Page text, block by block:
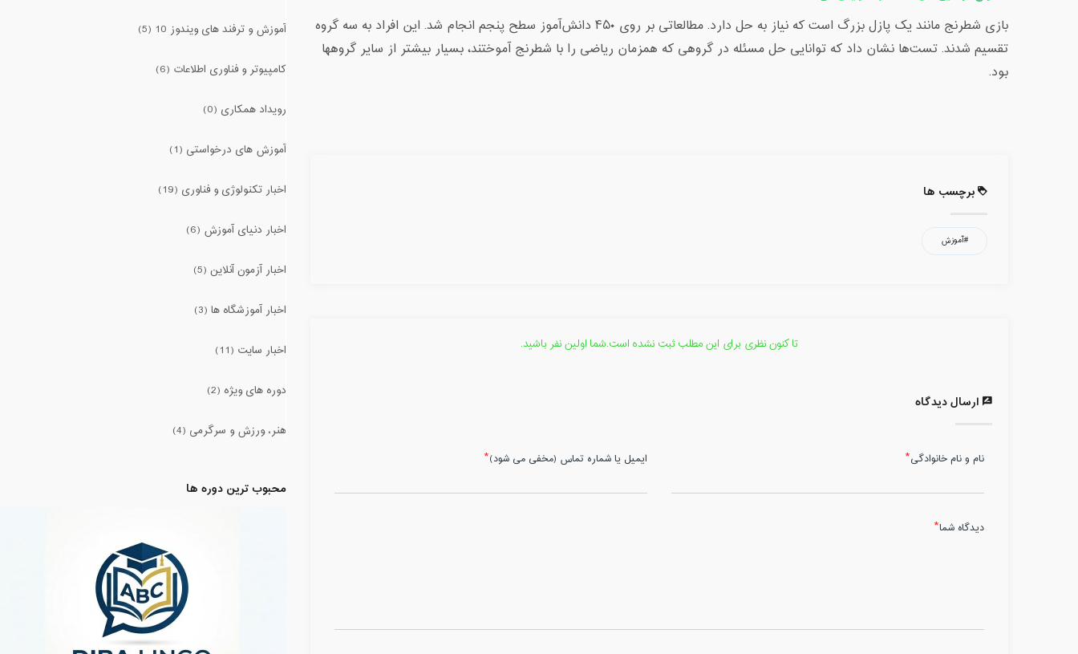
بازی شطرنج مانند یک پازل بزرگ است که نیاز به حل دارد. مطالعاتی بر روی ۴۵۰ دانش‌آموز سطح پنجم انجام شد. این افراد به سه گروه
تقسیم شدند. تست‌ها نشان داد که توانایی حل مسئله در گروهی که همزمان ریاضی را با شطرنج آموختند، بسیار بیشتر از سایر گروهها
بود.
برچسب ها
#آموزش
تا کنون نظری برای این مطلب ثبت نشده است.شما اولین نفر باشید.
ارسال دیدگاه
نام و نام خانوادگی ایمیل یا شماره تماس (مخفی می شود)
دیدگاه شما
آموزش و ترفند های ویندوز 10 (5)
کامپیوتر و فناوری اطلاعات (6)
رویداد همکاری (0)
آموزش های درخواستی (1)
اخبار تکنولوژی و فناوری (19)
اخبار دنیای آموزش (6)
اخبار آزمون آنلاین (5)
اخبار آموزشگاه ها (3)
اخبار سایت (11)
دوره های ویژه (2)
هنر، ورزش و سرگرمی (4)
محبوب ترین دوره ها